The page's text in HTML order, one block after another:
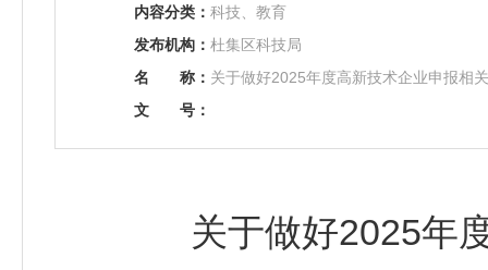
内容分类： 科技、教育
发布机构： 杜集区科技局
名
称： 关于做好2025年度高新技术企业申报相
文
号：
关于做好2025年